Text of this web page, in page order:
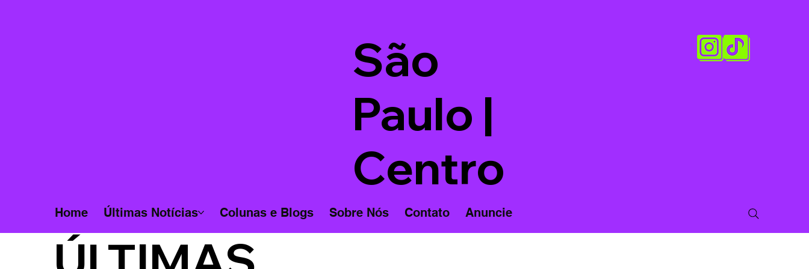
São
Paulo |
Centro
Home Últimas Notícias Colunas e Blogs Sobre Nós Contato Anuncie